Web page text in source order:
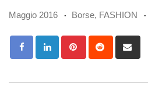
Maggio 2016 Borse, FASHION
PinterestReddit
via